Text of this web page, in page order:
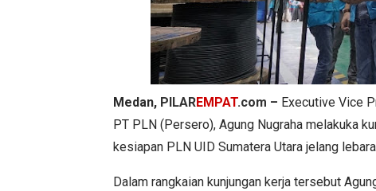
Medan, PILAREMPAT.com – Executive Vice
PT PLN (Persero), Agung Nugraha melakuka
kesiapan PLN UID Sumatera Utara jelang
Dalam rangkaian kunjungan kerja tersebut